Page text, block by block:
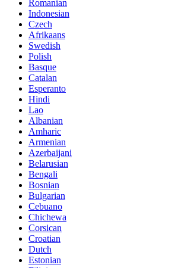
Romanian
Indonesian
Czech
Afrikaans
Swedish
Polish
Basque
Catalan
Esperanto
Hindi
Lao
Albanian
Amharic
Armenian
Azerbaijani
Belarusian
Bengali
Bosnian
Bulgarian
Cebuano
Chichewa
Corsican
Croatian
Dutch
Estonian